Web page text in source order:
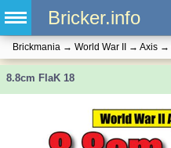
Bricker.info
Brickmania → World War II → Axis →
8.8cm FlaK 18